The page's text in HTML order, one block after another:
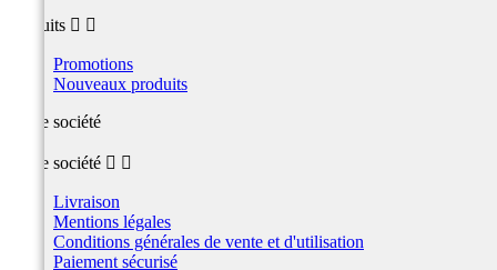
produits  
Promotions
Nouveaux produits
Notre société
Notre société  
Livraison
Mentions légales
Conditions générales de vente et d'utilisation
Paiement sécurisé